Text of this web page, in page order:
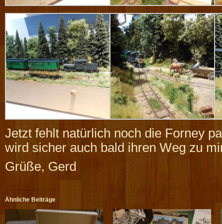
Jetzt fehlt natürlich noch die Forney
wird sicher auch bald ihren Weg zu
Grüße, Gerd
Ähnliche Beiträge